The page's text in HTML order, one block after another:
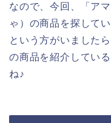
なので、今回、「ア
ゃ）の商品を探して
という方がいました
の商品を紹介してい
ね♪